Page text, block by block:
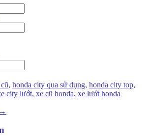
, honda city qua sử dụng, honda city top,
city lướt, xe cũ honda, xe lướt honda
→